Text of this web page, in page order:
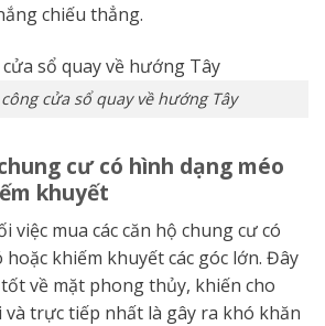
chiếu thẳng.
cửa sổ quay về hướng Tây
cư có hình dạng méo
khuyết
việc mua các căn hộ chung cư có
khiếm khuyết các góc lớn. Đây
về mặt phong thủy, khiến cho
trực tiếp nhất là gây ra khó khăn